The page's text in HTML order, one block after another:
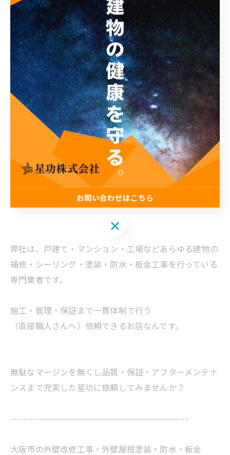
せを多数いただいております。漏水でお困りの方は、お
気軽にお問合せください！
弊社は、戸建て・マンション・工場などあらゆる建物の
補修・シーリング・塗装・防水・板金工事を行っている
専門業者です。
施工・管理・保証まで一貫体制で行う
（直接職人さんへ）依頼できるお店なんです。
無駄なマージンを無くし品質・保証・アフターメンテナ
ンスまで充実した星功に依頼してみませんか？
--------------------------------------------------------
大阪市の外壁改修工事・外壁屋根塗装・防水・板金
お問い合わせはこちら
お問い合わせはこちら